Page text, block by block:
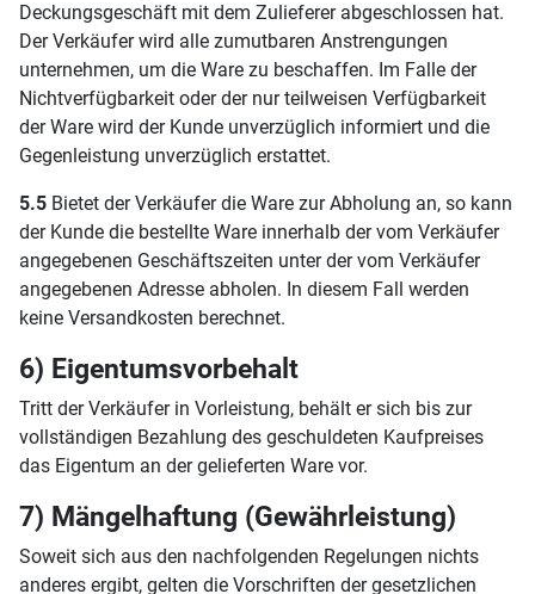
Deckungsgeschäft mit dem Zulieferer abgeschlossen hat.
Der Verkäufer wird alle zumutbaren Anstrengungen
unternehmen, um die Ware zu beschaffen. Im Falle der
Nichtverfügbarkeit oder der nur teilweisen Verfügbarkeit
der Ware wird der Kunde unverzüglich informiert und die
Gegenleistung unverzüglich erstattet.
5.5 Bietet der Verkäufer die Ware zur Abholung an, so kann
der Kunde die bestellte Ware innerhalb der vom Verkäufer
angegebenen Geschäftszeiten unter der vom Verkäufer
angegebenen Adresse abholen. In diesem Fall werden
keine Versandkosten berechnet.
6) Eigentumsvorbehalt
Tritt der Verkäufer in Vorleistung, behält er sich bis zur
vollständigen Bezahlung des geschuldeten Kaufpreises
das Eigentum an der gelieferten Ware vor.
7) Mängelhaftung (Gewährleistung)
Soweit sich aus den nachfolgenden Regelungen nichts
anderes ergibt, gelten die Vorschriften der gesetzlichen